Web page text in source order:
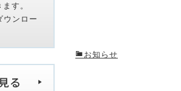
お知らせ
す。
ウンロー
る